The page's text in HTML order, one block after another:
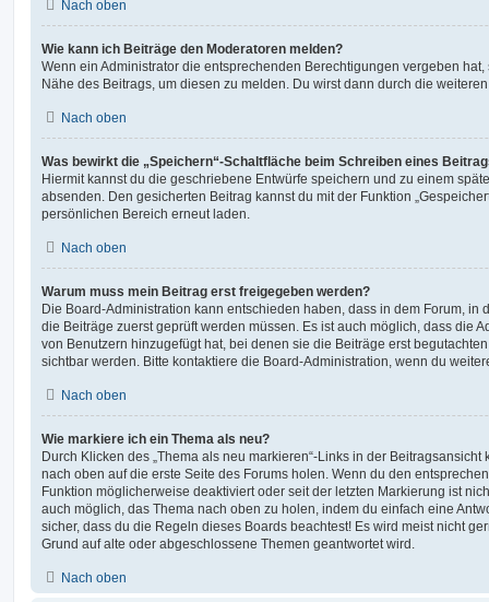
Nach oben
Wie kann ich Beiträge den Moderatoren melden?
Wenn ein Administrator die entsprechenden Berechtigungen vergeben
Nähe des Beitrags, um diesen zu melden. Du wirst dann durch die
Nach oben
Was bewirkt die „Speichern“-Schaltfläche beim Schreiben eines
Hiermit kannst du die geschriebene Entwürfe speichern und zu einem
absenden. Den gesicherten Beitrag kannst du mit der Funktion
persönlichen Bereich erneut laden.
Nach oben
Warum muss mein Beitrag erst freigegeben werden?
Die Board-Administration kann entschieden haben, dass in dem Forum, in
die Beiträge zuerst geprüft werden müssen. Es ist auch möglich, dass die
von Benutzern hinzugefügt hat, bei denen sie die Beiträge erst
sichtbar werden. Bitte kontaktiere die Board-Administration, wenn du
Nach oben
Wie markiere ich ein Thema als neu?
Durch Klicken des „Thema als neu markieren“-Links in der
nach oben auf die erste Seite des Forums holen. Wenn du den
Funktion möglicherweise deaktiviert oder seit der letzten Markierung ist
auch möglich, das Thema nach oben zu holen, indem du einfach eine
sicher, dass du die Regeln dieses Boards beachtest! Es wird meist nicht
Grund auf alte oder abgeschlossene Themen geantwortet wird.
Nach oben